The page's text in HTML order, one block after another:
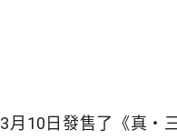
3月 10日發售了《真・